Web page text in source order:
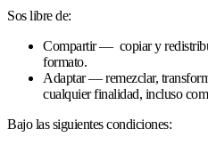
Sos libre de:
Compartir — copiar y
formato.
Adaptar — remezclar,
cualquier finalidad, incluso
Bajo las siguientes condiciones: